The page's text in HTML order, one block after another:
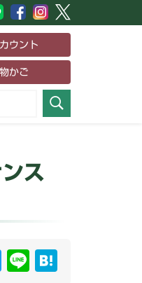
ウント
かご
ス
Twitter Line